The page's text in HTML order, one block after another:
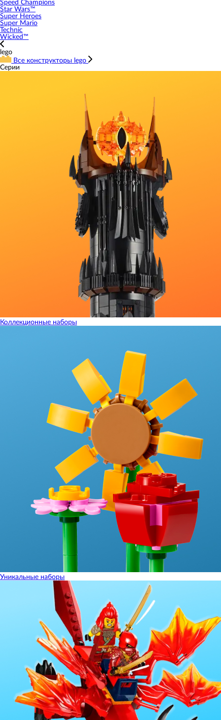
Speed Champions
Star Wars™
Super Heroes
Super Mario
Technic
Wicked™
lego
Все конструкторы lego
Серии
Коллекционные наборы
Уникальные наборы